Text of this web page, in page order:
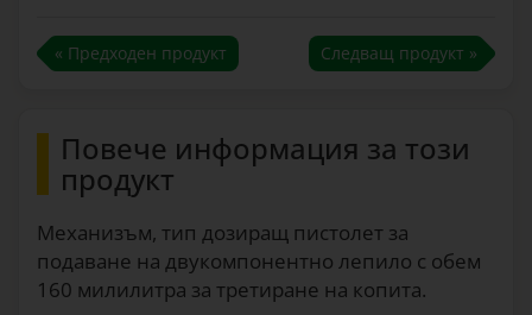
« Предходен продукт Следващ продукт »
Повече информация за този
продукт
Механизъм, тип дозиращ пистолет за
подаване на двукомпонентно лепило с обем
160 милилитра за третиране на копита.